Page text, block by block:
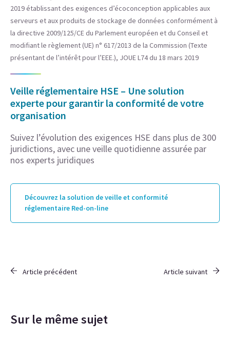
2019 établissant des exigences d’écoconception applicables aux
serveurs et aux produits de stockage de données conformément à
la directive 2009/125/CE du Parlement européen et du Conseil et
modifiant le règlement (UE) n° 617/2013 de la Commission (Texte
présentant de l’intérêt pour l’EEE.), JOUE L74 du 18 mars 2019
Veille réglementaire HSE – Une solution
experte pour garantir la conformité de votre
organisation
Suivez l’évolution des exigences HSE dans plus de 300
juridictions, avec une veille quotidienne assurée par
nos experts juridiques
Découvrez la solution de veille et conformité
réglementaire Red-on-line
Article précédent Article suivant
Sur le même sujet